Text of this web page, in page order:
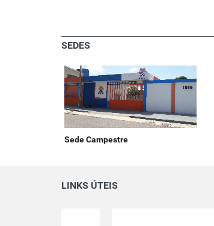
SEDES
Sede Campestre
LINKS ÚTEIS